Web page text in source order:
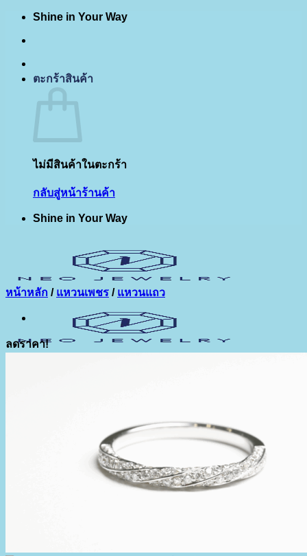
ข้าม
Shine in Your Way
ตะกร้าสินค้า
ไม่มีสินค้าในตะกร้า
กลับสู่หน้าร้านค้า
Shine in Your Way
หน้าหลัก / แหวนเพชร / แหวนแถว
ลดราคา!